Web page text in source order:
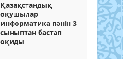
Қазақстандық
оқушылар
информатика пәнін 3
сыныптан бастап
оқиды